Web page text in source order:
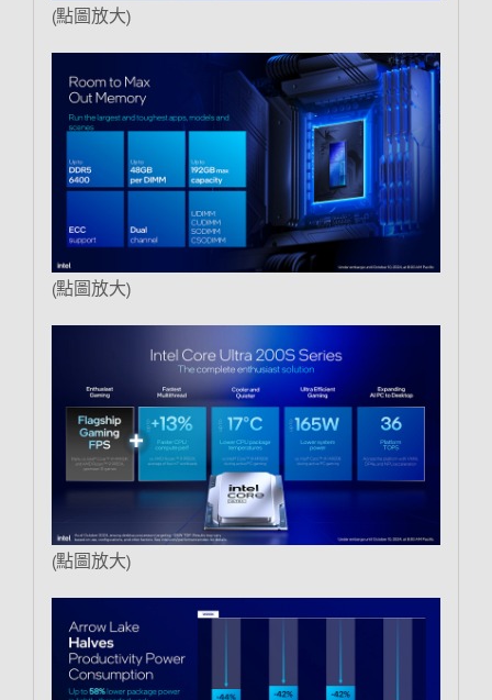
(點圖放大)
(點圖放大)
(點圖放大)